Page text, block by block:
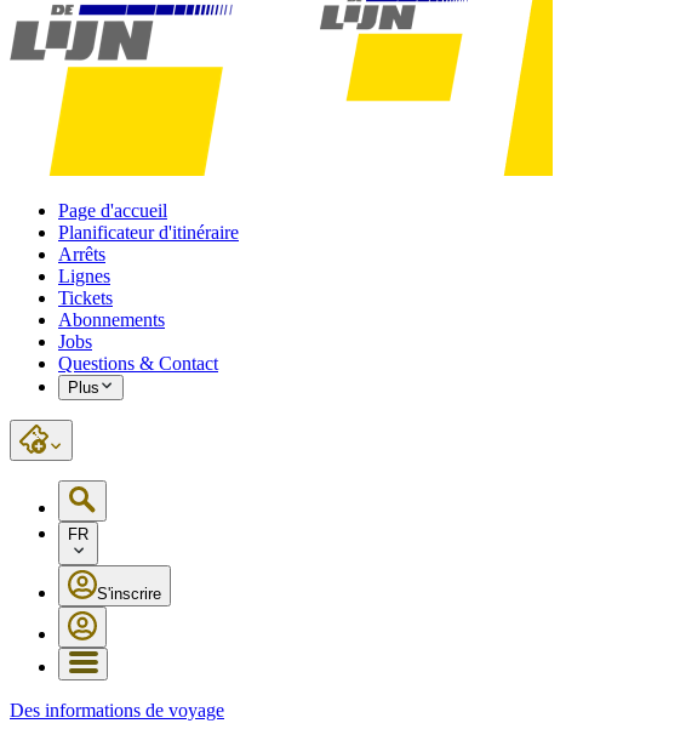
Page d'accueil
Planificateur d'itinéraire
Arrêts
Lignes
Tickets
Abonnements
Jobs
Questions & Contact
Plus
FR
S'inscrire
Des informations de voyage